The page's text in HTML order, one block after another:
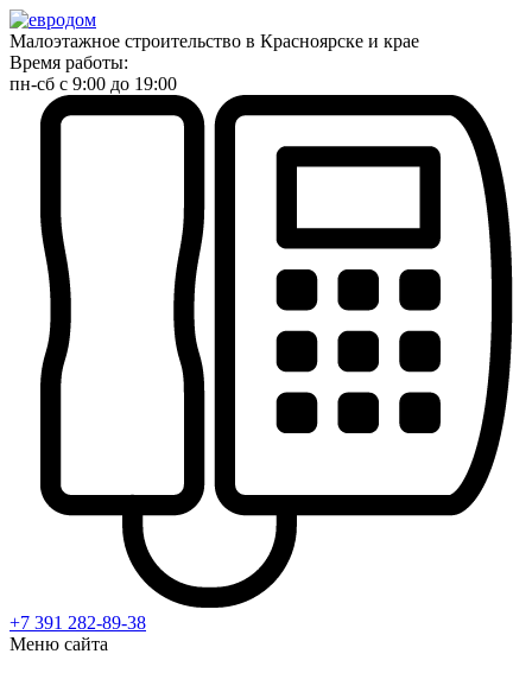
Малоэтажное строительство в Красноярске и крае
Время работы:
пн-сб с 9:00 до 19:00
+7 391 282-89-38
Меню сайта